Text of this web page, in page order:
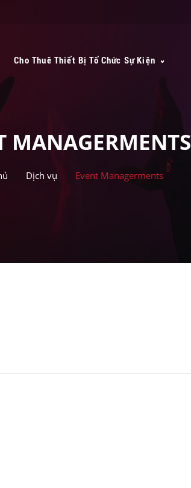
Cho Thuê Thiết Bị Tổ Chức Sự Kiện
MANAGERMENTS
Dịch vụ Event Managerments